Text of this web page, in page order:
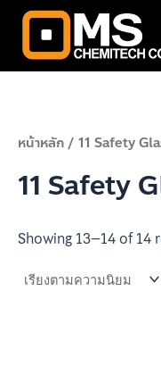
Skip
content
หน้าหลัก/ 11 Safety
11 Safety
Showing 13–14 of 14